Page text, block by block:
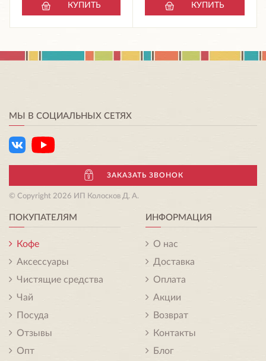
КУПИТЬ КУПИТЬ
МЫ В СОЦИАЛЬНЫХ СЕТЯХ
ЗАКАЗАТЬ ЗВОНОК
© Copyright 2026 ИП Колосков Д. А.
ПОКУПАТЕЛЯМ
Кофе
Аксессуары
Чистящие средства
Чай
Посуда
Отзывы
Опт
ИНФОРМАЦИЯ
О нас
Доставка
Оплата
Акции
Возврат
Контакты
Блог